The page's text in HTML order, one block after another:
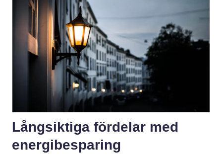
Långsiktiga fördelar med
energibesparing